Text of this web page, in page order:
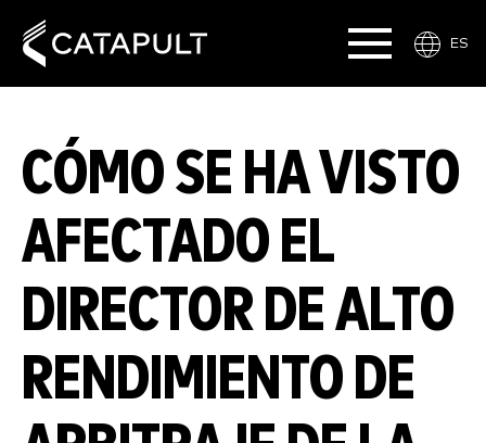
ES
CÓMO SE HA VISTO
AFECTADO EL
DIRECTOR DE ALTO
RENDIMIENTO DE